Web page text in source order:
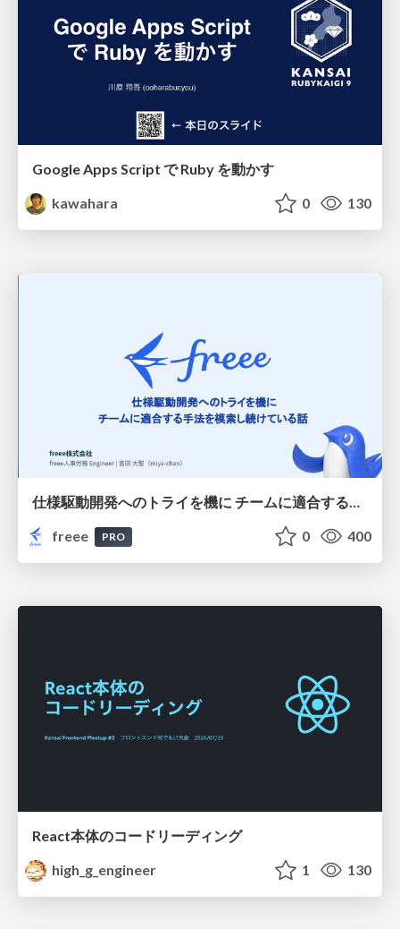
Google Apps Script で Ruby を動かす
kawahara
0 130
仕様駆動開発へのトライを機に チームに適合する手法を模索し続けている話
freee
PRO 0 400
React本体のコードリーディング
high_g_engineer
1 130